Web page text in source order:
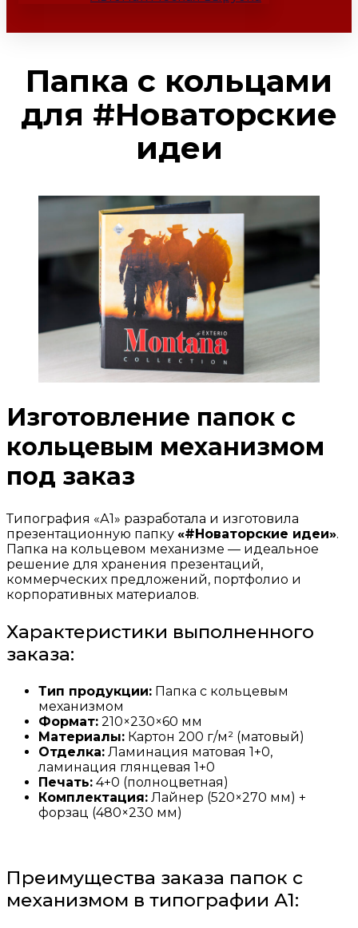
Папка с кольцами
для #Новаторские
идеи
Изготовление папок с
кольцевым механизмом
под заказ
Типография «А1» разработала и изготовила
презентационную папку «#Новаторские идеи».
Папка на кольцевом механизме — идеальное
решение для хранения презентаций,
коммерческих предложений, портфолио и
корпоративных материалов.
Характеристики выполненного
заказа:
Тип продукции: Папка с кольцевым
механизмом
Формат: 210×230×60 мм
Материалы: Картон 200 г/м² (матовый)
Отделка: Ламинация матовая 1+0,
ламинация глянцевая 1+0
Печать: 4+0 (полноцветная)
Комплектация: Лайнер (520×270 мм) +
форзац (480×230 мм)
Преимущества заказа папок с
механизмом в типографии А1: